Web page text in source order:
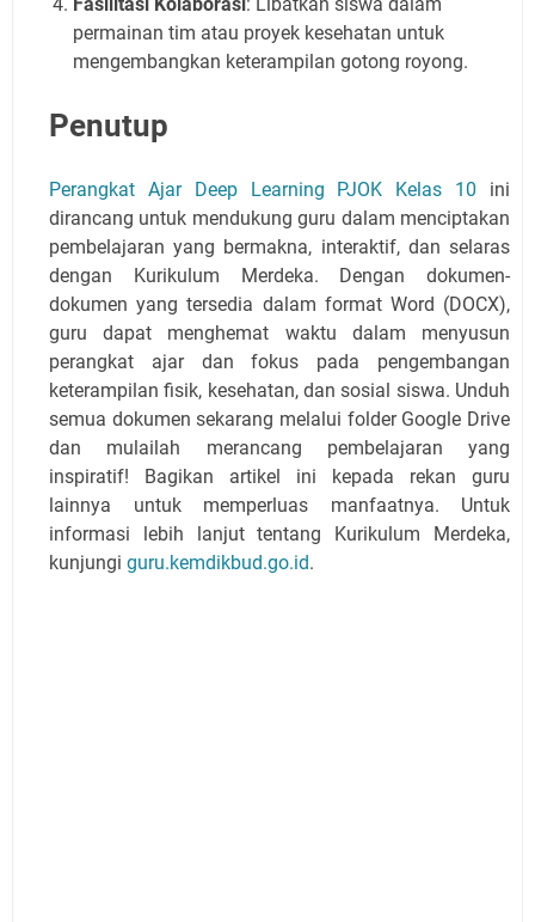
Fasilitasi Kolaborasi : Libatkan siswa dalam
permainan tim atau proyek kesehatan untuk
mengembangkan keterampilan gotong royong.
Penutup
Perangkat Ajar Deep Learning PJOK Kelas 10 ini
dirancang untuk mendukung guru dalam menciptakan
pembelajaran yang bermakna, interaktif, dan selaras
dengan Kurikulum Merdeka. Dengan dokumen-
dokumen yang tersedia dalam format Word (DOCX),
guru dapat menghemat waktu dalam menyusun
perangkat ajar dan fokus pada pengembangan
keterampilan fisik, kesehatan, dan sosial siswa. Unduh
semua dokumen sekarang melalui folder Google Drive
dan mulailah merancang pembelajaran yang
inspiratif! Bagikan artikel ini kepada rekan guru
lainnya untuk memperluas manfaatnya. Untuk
informasi lebih lanjut tentang Kurikulum Merdeka,
kunjungi guru.kemdikbud.go.id.